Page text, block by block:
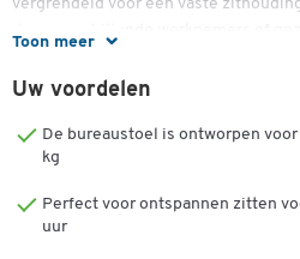
Toon meer
vergrendeld voor een vaste
rugleuning dan aan het
De stoel heeft een 620 millimeter
een bureaustoel met in hoogte
uw rug duurzaam. De netbespannen
Uw voordelen
De bureaustoel is ontworpen voor
kg
Perfect voor ontspannen zitten
uur